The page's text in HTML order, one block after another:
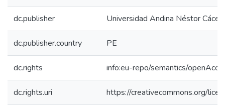
dc.publisher Universidad Andina Néstor
dc.publisher.country PE
dc.rights info:eu-repo/semantics/
dc.rights.uri https://creativecommons.org/